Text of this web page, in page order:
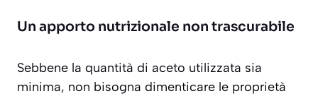
Un apporto nutrizionale non trascurabile
Sebbene la quantità di aceto utilizzata sia
minima, non bisogna dimenticare le proprietà